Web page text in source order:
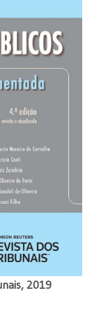
2019